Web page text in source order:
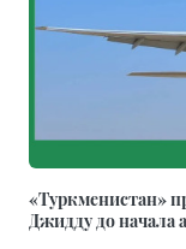
«Туркменистан»
Джидду до начала